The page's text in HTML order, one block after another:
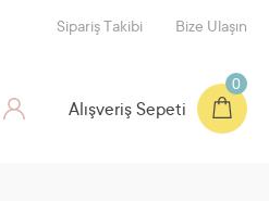
Sipariş Takibi Bize Ulaşın
Alışveriş Sepeti
0